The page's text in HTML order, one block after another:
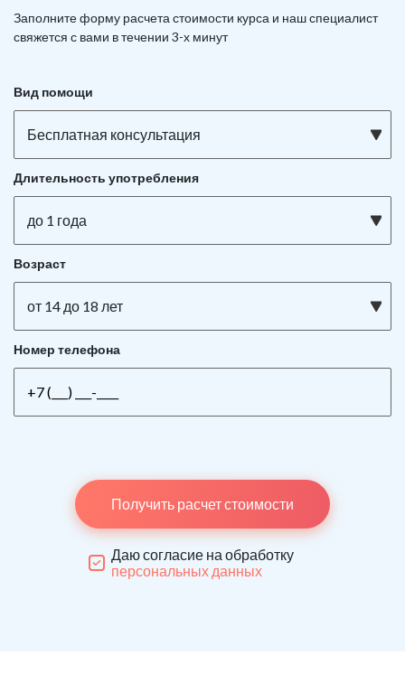
Заполните форму расчета стоимости курса и наш специалист
свяжется с вами в течении 3-х минут
Вид помощи
Бесплатная консультация
Длительность употребления
до 1 года
Возраст
от 14 до 18 лет
Номер телефона
Получить расчет стоимости
Даю согласие на обработку
персональных данных